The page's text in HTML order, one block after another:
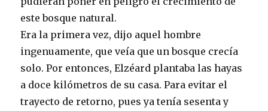
este bosque natural.
Era la primera vez, dijo aquel hombre
ingenuamente, que veía que un bosque crecía
solo. Por entonces, Elzéard plantaba las hayas
a doce kilómetros de su casa. Para evitar el
trayecto de retorno, pues ya tenía sesenta y